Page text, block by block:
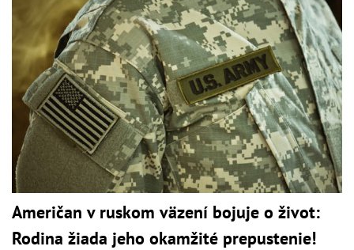
Američan v ruskom väzení bojuje o život:
Rodina žiada jeho okamžité prepustenie!